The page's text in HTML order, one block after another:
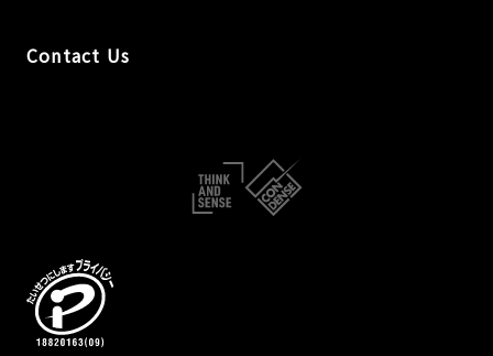
Contact Us